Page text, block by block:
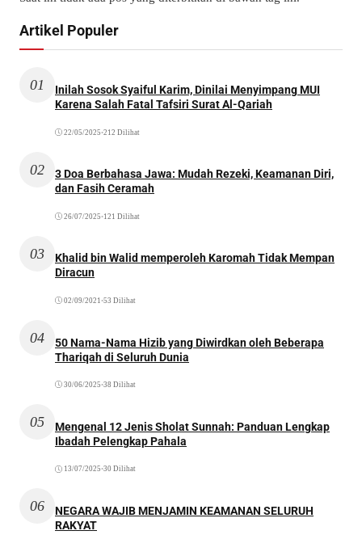
Artikel Populer
01
Inilah Sosok Syaiful Karim, Dinilai Menyimpang MUI
Karena Salah Fatal Tafsiri Surat Al-Qariah
22/05/2025 •212 Dilihat
02
3 Doa Berbahasa Jawa: Mudah Rezeki, Keamanan Diri,
dan Fasih Ceramah
26/07/2025 •121 Dilihat
03
Khalid bin Walid memperoleh Karomah Tidak Mempan
Diracun
02/09/2021 •53 Dilihat
04
50 Nama-Nama Hizib yang Diwirdkan oleh Beberapa
Thariqah di Seluruh Dunia
30/06/2025 •38 Dilihat
05
Mengenal 12 Jenis Sholat Sunnah: Panduan Lengkap
Ibadah Pelengkap Pahala
13/07/2025 •30 Dilihat
06
NEGARA WAJIB MENJAMIN KEAMANAN SELURUH
RAKYAT